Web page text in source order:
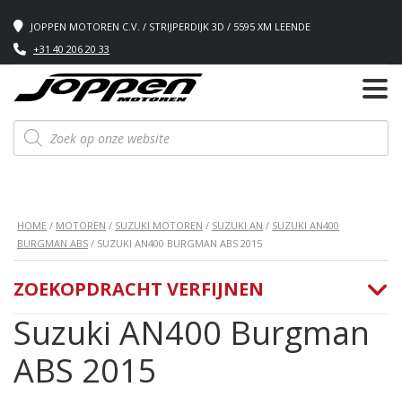
JOPPEN MOTOREN C.V. / STRIJPERDIJK 3D / 5595 XM LEENDE
+31 40 206 20 33
Producten
zoeken
HOME / MOTOREN / SUZUKI MOTOREN / SUZUKI AN / SUZUKI AN400
BURGMAN ABS / SUZUKI AN400 BURGMAN ABS 2015
Suzuki AN400 Burgman
ABS 2015
ZOEKOPDRACHT VERFIJNEN